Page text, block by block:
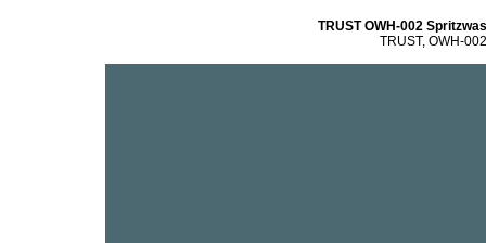
TRUST OWH-002
TRUST, OWH-